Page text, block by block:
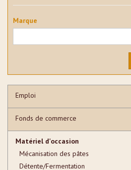
Marque
Emploi
Fonds de commerce
Matériel d'occasion
Mécanisation des pâtes
Détente/Fermentation